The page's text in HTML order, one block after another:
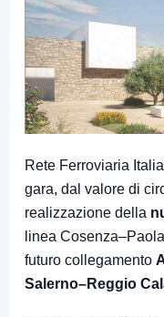
Rete Ferroviaria
gara, dal valore di
realizzazione della
linea
futuro collegamento
Salerno–Reggio